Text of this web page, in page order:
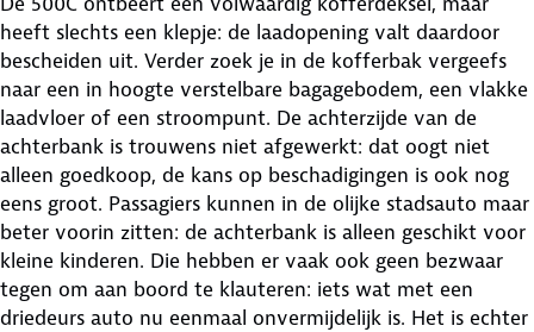
heeft slechts een klepje: de laadopening valt daardoor
bescheiden uit. Verder zoek je in de kofferbak vergeefs
naar een in hoogte verstelbare bagagebodem, een vlakke
laadvloer of een stroompunt. De achterzijde van de
achterbank is trouwens niet afgewerkt: dat oogt niet
alleen goedkoop, de kans op beschadigingen is ook nog
eens groot. Passagiers kunnen in de olijke stadsauto maar
beter voorin zitten: de achterbank is alleen geschikt voor
kleine kinderen. Die hebben er vaak ook geen bezwaar
tegen om aan boord te klauteren: iets wat met een
driedeurs auto nu eenmaal onvermijdelijk is. Het is echter